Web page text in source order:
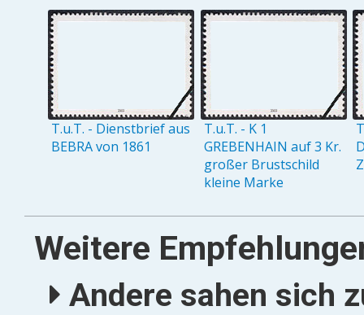
T.u.T. - Dienstbrief aus
BEBRA von 1861
T.u.T. - K 1
GREBENHAIN auf 3 Kr.
großer Brustschild
kleine Marke
Weitere
Andere sahen sich